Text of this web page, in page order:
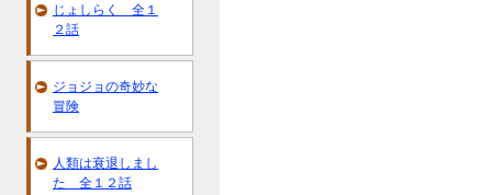
じょしらく 全１
２話
ジョジョの奇妙な
冒険
人類は衰退しまし
た 全１２話